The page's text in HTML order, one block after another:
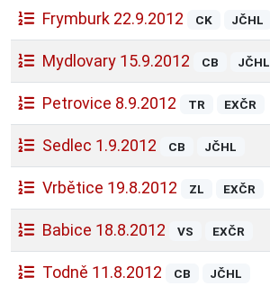
Frymburk 22.9.2012 CK JČHL
Mydlovary 15.9.2012 CB JČHL
Petrovice 8.9.2012 TR EXČR
Sedlec 1.9.2012 CB JČHL
Vrbětice 19.8.2012 ZL EXČR
Babice 18.8.2012 VS EXČR
Todně 11.8.2012 CB JČHL